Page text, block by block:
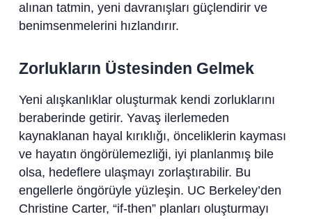
alınan tatmin, yeni davranışları güçlendirir ve
benimsenmelerini hızlandırır.
Zorlukların Üstesinden Gelmek
Yeni alışkanlıklar oluşturmak kendi zorluklarını
beraberinde getirir. Yavaş ilerlemeden
kaynaklanan hayal kırıklığı, önceliklerin kayması
ve hayatın öngörülemezliği, iyi planlanmış bile
olsa, hedeflere ulaşmayı zorlaştırabilir. Bu
engellerle öngörüyle yüzleşin. UC Berkeley’den
Christine Carter, “if-then” planları oluşturmayı